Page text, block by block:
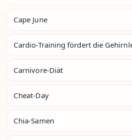
Cape June
Cardio-Training fördert die
Carnivore-Diät
Cheat-Day
Chia-Samen